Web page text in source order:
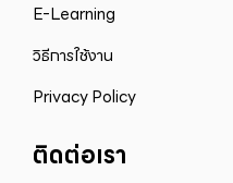
E-Learning
วิธีการใช้งาน
Privacy Policy
ติดต่อเรา